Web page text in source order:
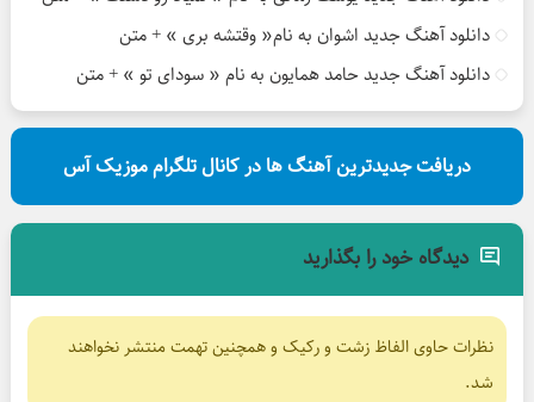
دانلود آهنگ جدید اشوان به نام« وقتشه بری » + متن
دانلود آهنگ جدید حامد همایون به نام « سودای تو » + متن
دریافت جدیدترین آهنگ ها در کانال تلگرام موزیک آس
دیدگاه خود را بگذارید
نظرات حاوی الفاظ زشت و رکیک و همچنین تهمت منتشر نخواهند
شد.